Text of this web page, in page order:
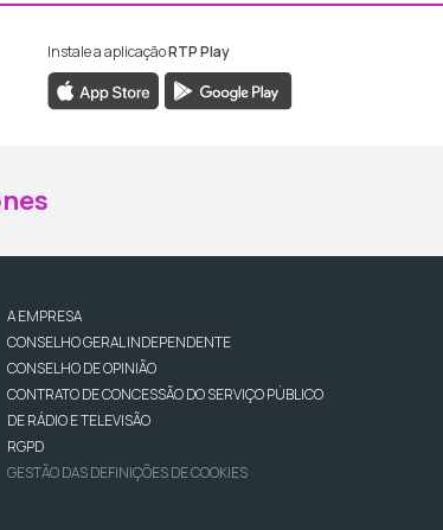
RTP Madeira
da RTP Madeira
Instale a aplicaçãoRTP Play
A EMPRESA
CONSELHO GERAL INDEPENDENTE
CONSELHO DE OPINIÃO
CONTRATO DE CONCESSÃO DO SERVIÇO PÚBLICO
DE RÁDIO E TELEVISÃO
RGPD
GESTÃO DAS DEFINIÇÕES DE COOKIES